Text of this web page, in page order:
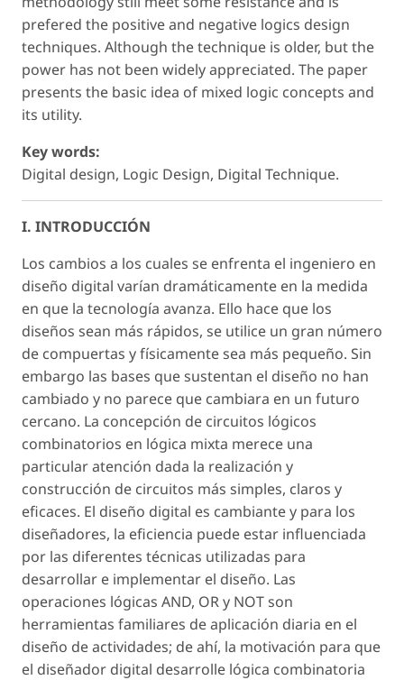
prefered the positive and negative logics design
techniques. Although the technique is older, but the
power has not been widely appreciated. The paper
presents the basic idea of mixed logic concepts and
its utility.
Key words:
Digital design, Logic Design, Digital Technique.
I. INTRODUCCIÓN
Los cambios a los cuales se enfrenta el ingeniero en
diseño digital varían dramáticamente en la medida
en que la tecnología avanza. Ello hace que los
diseños sean más rápidos, se utilice un gran número
de compuertas y físicamente sea más pequeño. Sin
embargo las bases que sustentan el diseño no han
cambiado y no parece que cambiara en un futuro
cercano. La concepción de circuitos lógicos
combinatorios en lógica mixta merece una
particular atención dada la realización y
construcción de circuitos más simples, claros y
eficaces. El diseño digital es cambiante y para los
diseñadores, la eficiencia puede estar influenciada
por las diferentes técnicas utilizadas para
desarrollar e implementar el diseño. Las
operaciones lógicas AND, OR y NOT son
herramientas familiares de aplicación diaria en el
diseño de actividades; de ahí, la motivación para que
el diseñador digital desarrolle lógica combinatoria